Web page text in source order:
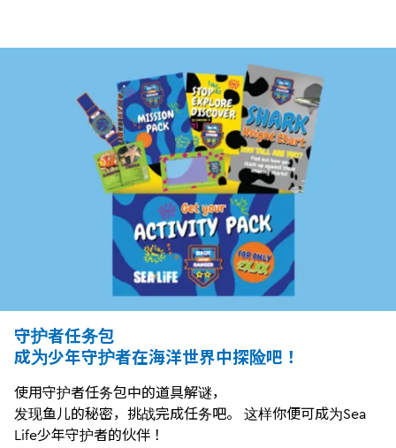
守护者任务包
成为少年守护者在海洋世界中探险吧！
使用守护者任务包中的道具解谜，
发现鱼儿的秘密，挑战完成任务吧。 这样你便可成为Sea
Life少年守护者的伙伴！